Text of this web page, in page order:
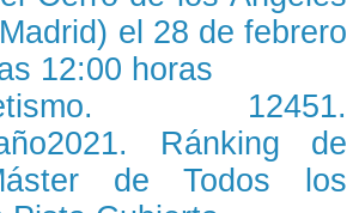
el 28 de febrero
12:00 horas
12451.
Ránking de
de Todos los